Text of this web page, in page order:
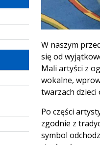
Treść
W naszym
się od
Mali artyści z
wokalne,
twarzach dzieci
Po części
zgodnie z
symbol